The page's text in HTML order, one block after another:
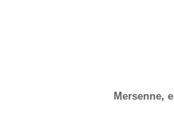
Mersenne,